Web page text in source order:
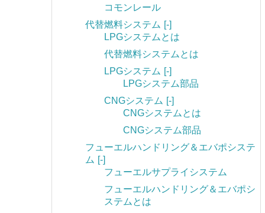
コモンレール
代替燃料システム [-]
LPGシステムとは
代替燃料システムとは
LPGシステム [-]
LPGシステム部品
CNGシステム [-]
CNGシステムとは
CNGシステム部品
フューエルハンドリング＆エバポシステ
ム [-]
フューエルサプライシステム
フューエルハンドリング＆エバポシ
ステムとは